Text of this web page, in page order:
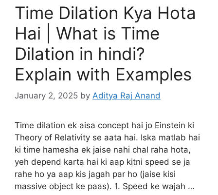
Time Dilation Kya Hota
Hai | What is Time
Dilation in hindi?
Explain with Examples
January 2, 2025 by Aditya Raj Anand
Time dilation ek aisa concept hai jo Einstein ki
Theory of Relativity se aata hai. Iska matlab hai
ki time hamesha ek jaise nahi chal raha hota,
yeh depend karta hai ki aap kitni speed se ja
rahe ho ya aap kis jagah par ho (jaise kisi
massive object ke paas). 1. Speed ke wajah …